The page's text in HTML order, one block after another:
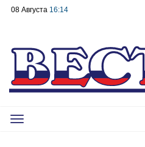
08 Августа 16:14
Toggle